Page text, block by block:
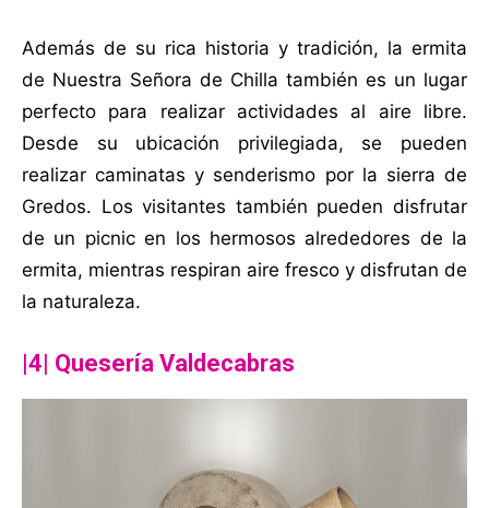
Además de su rica historia y tradición, la ermita
de Nuestra Señora de Chilla también es un lugar
perfecto para realizar actividades al aire libre.
Desde su ubicación privilegiada, se pueden
realizar caminatas y senderismo por la sierra de
Gredos. Los visitantes también pueden disfrutar
de un picnic en los hermosos alrededores de la
ermita, mientras respiran aire fresco y disfrutan de
la naturaleza.
|4| Quesería Valdecabras